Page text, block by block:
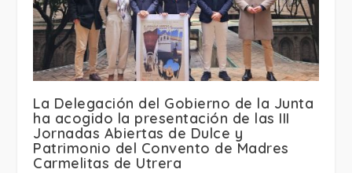
La Delegación del Gobierno de la Junta
ha acogido la presentación de las III
Jornadas Abiertas de Dulce y
Patrimonio del Convento de Madres
Carmelitas de Utrera